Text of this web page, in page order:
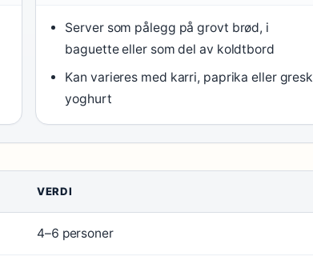
Server som pålegg på grovt brød, i
baguette eller som del av koldtbord
Kan varieres med karri, paprika eller gresk
yoghurt
VERDI
4–6 personer